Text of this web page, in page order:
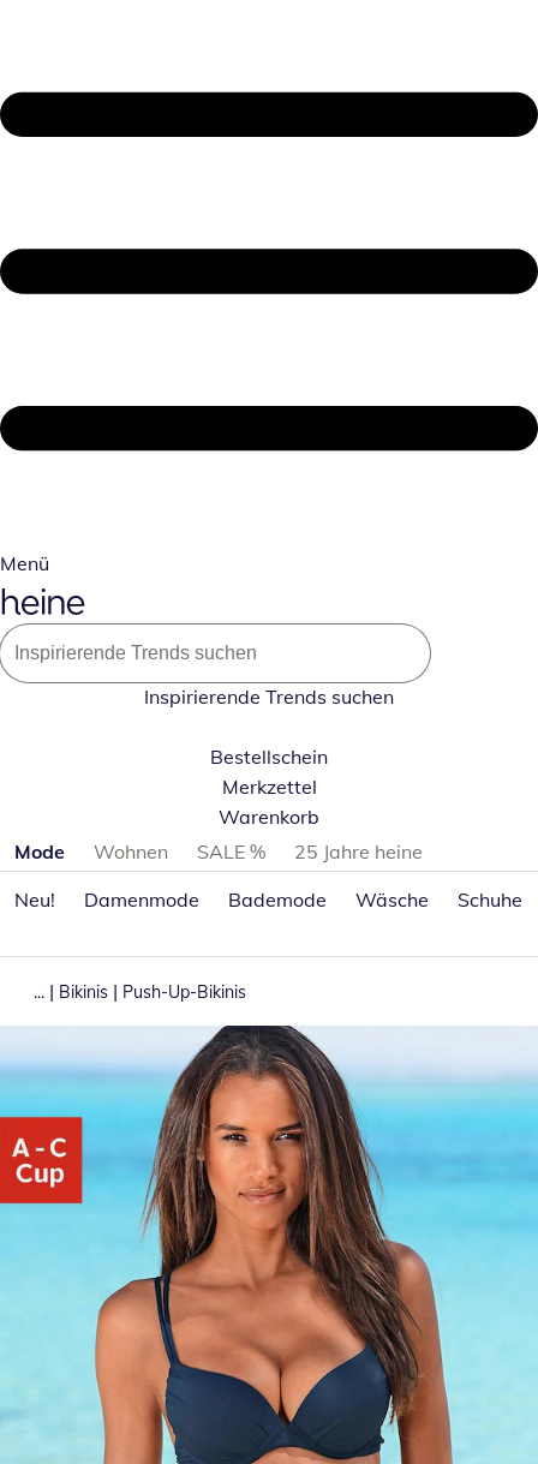
Menü
Inspirierende Trends suchen
Bestellschein
Merkzettel
Warenkorb
Produktkategorien überspringen
Mode Wohnen SALE %
25 Jahre heine
Neu!
Damenmode Bademode Wäsche Schuhe
... | Bikinis | Push-Up-Bikinis